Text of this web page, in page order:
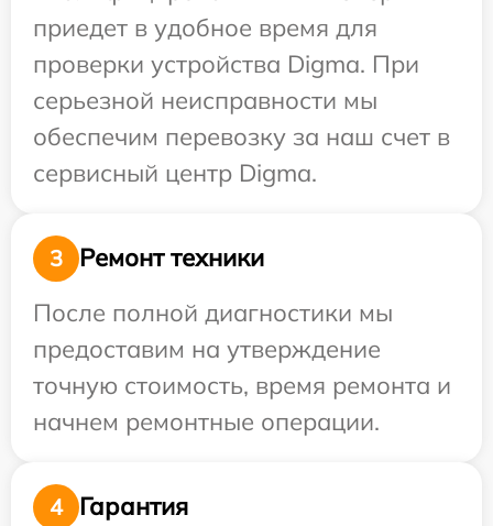
приедет в удобное время для
проверки устройства Digma. При
серьезной неисправности мы
обеспечим перевозку за наш счет в
сервисный центр Digma.
3
Ремонт техники
После полной диагностики мы
предоставим на утверждение
точную стоимость, время ремонта и
начнем ремонтные операции.
4
Гарантия